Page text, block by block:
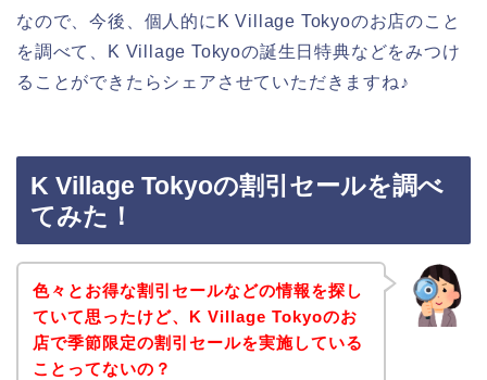
なので、今後、個人的にK Village Tokyoのお店のこと
を調べて、K Village Tokyoの誕生日特典などをみつけ
ることができたらシェアさせていただきますね♪
K Village Tokyoの割引セールを調べ
てみた！
色々とお得な割引セールなどの情報を探し
ていて思ったけど、K Village Tokyoのお
店で季節限定の割引セールを実施している
ことってないの？